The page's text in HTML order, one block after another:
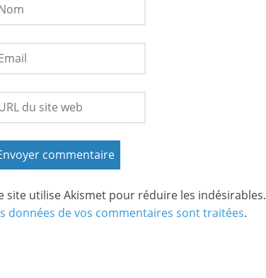
site utilise Akismet pour réduire les indésirables.
données de vos commentaires sont traitées.